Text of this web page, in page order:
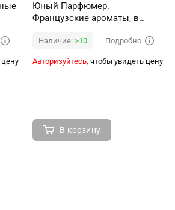
Юный Парфюмер.
Французские ароматы, в
Наличие: >10 Подробно
Авторизуйтесь, чтобы увидеть цену
В корзину